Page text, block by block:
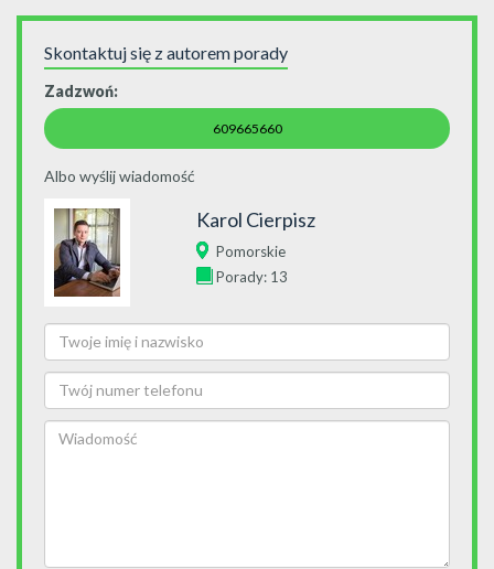
Skontaktuj się z autorem porady
Zadzwoń:
609665660
Albo wyślij wiadomość
Karol Cierpisz
Pomorskie
Porady: 13